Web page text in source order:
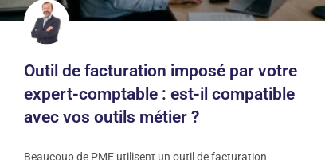
Outil de facturation imposé par votre
expert-comptable : est-il compatible
avec vos outils métier ?
Beaucoup de PME utilisent un outil de facturation